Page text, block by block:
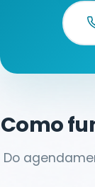
Como
Do